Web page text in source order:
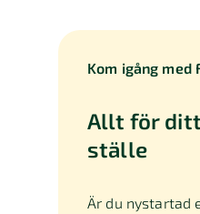
Kom igång med
Allt för
ställe
Är du nystartad